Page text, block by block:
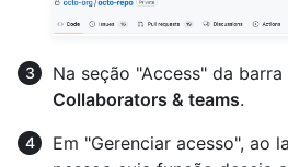
Na seção "Access" da
Collaborators & teams.
Em "Gerenciar acesso", ao